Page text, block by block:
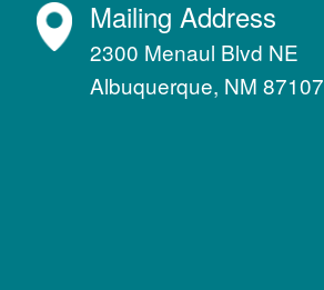
Mailing Address
2300 Menaul Blvd NE
Albuquerque, NM 87107